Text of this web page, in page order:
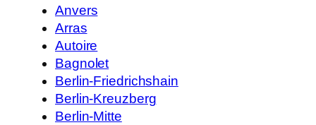
Anvers
Arras
Autoire
Bagnolet
Berlin-Friedrichshain
Berlin-Kreuzberg
Berlin-Mitte